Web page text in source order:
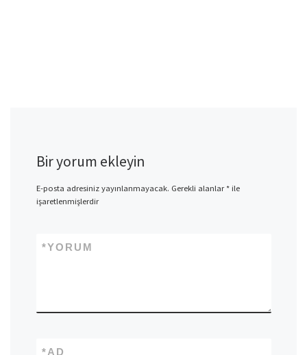
Bir yorum ekleyin
E-posta adresiniz yayınlanmayacak. Gerekli alanlar*ile
işaretlenmişlerdir
YORUM
*
AD
*